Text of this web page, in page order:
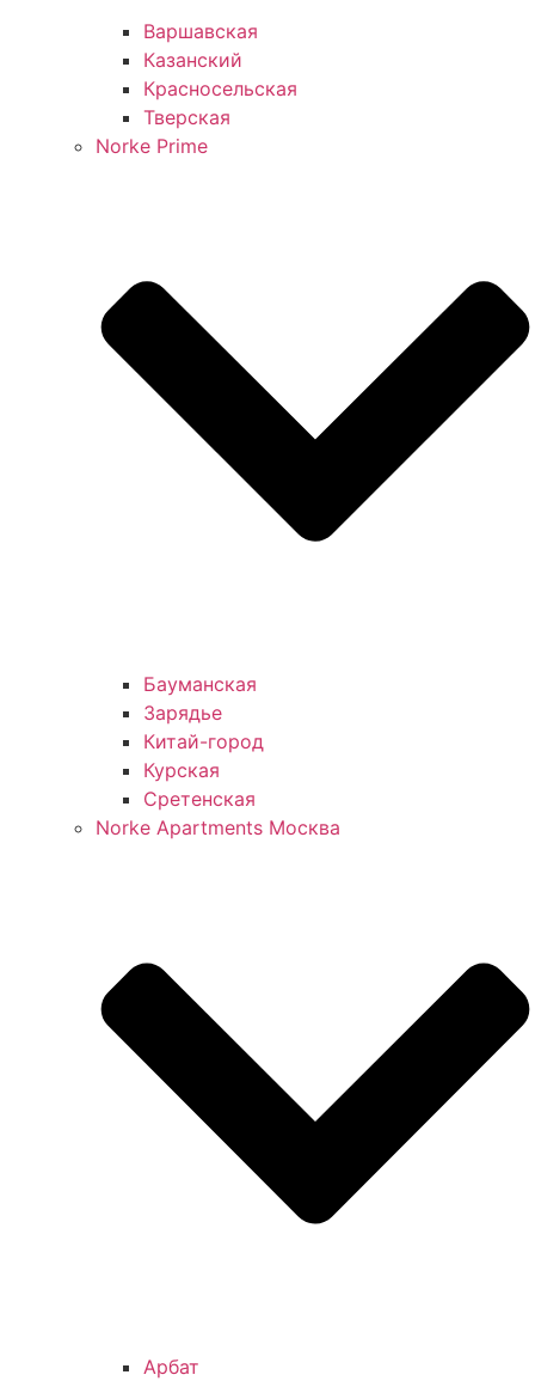
Варшавская
Казанский
Красносельская
Тверская
Norke Prime
Бауманская
Зарядье
Китай-город
Курская
Сретенская
Norke Apartments Москва
Арбат